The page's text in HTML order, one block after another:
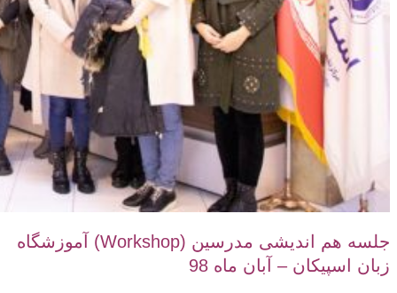
جلسه هم اندیشی مدرسین (Workshop) آموزشگاه
زبان اسپیکان – آبان ماه 98